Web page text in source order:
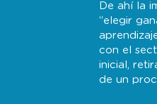
De ahí la
“elegir
con el
inicial,
de un